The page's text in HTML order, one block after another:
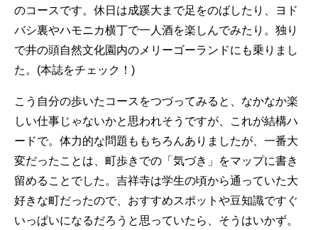
のコースです。休日は成蹊大まで足をのばしたり、ヨド
バシ裏やハモニカ横丁で一人酒を楽しんでみたり。独り
で井の頭自然文化園内のメリーゴーランドにも乗りまし
た。(本誌をチェック！)
こう自分の歩いたコースをつづってみると、なかなか楽
しい仕事じゃないかと思われそうですが、これが結構ハ
ードで。体力的な問題ももちろんありましたが、一番大
変だったことは、町歩きでの「気づき」をマップに書き
留めることでした。吉祥寺は学生の頃から通っていた大
好きな町だったので、おすすめスポットや豆知識ですぐ
いっぱいになるだろうと思っていたら、そうはいかず。